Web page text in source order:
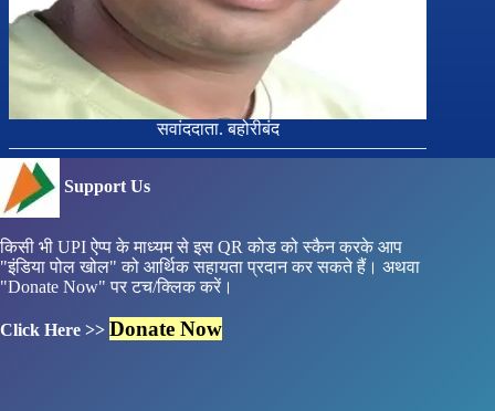
सवांददाता. बहोरीबंद
Support Us
किसी भी UPI ऐप्प के माध्यम से इस QR कोड को स्कैन करके आप
"इंडिया पोल खोल" को आर्थिक सहायता प्रदान कर सकते हैं। अथवा
"Donate Now" पर टच/क्लिक करें।
Click Here >> Donate Now